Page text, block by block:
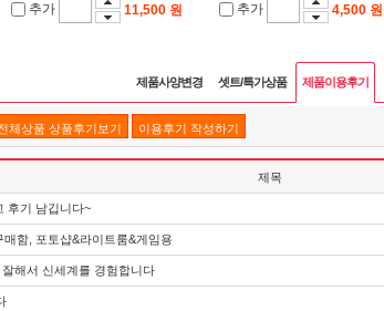
추가
11,500 원
추가
4,500 원
제품사양변경 셋트/특가상품 제품이용후기
체상품 상품후기보기 이용후기 작성하기
제목
후기 남깁니다~
매함, 포토샵&라이트룸&게임용
해서 신세계를 경험합니다